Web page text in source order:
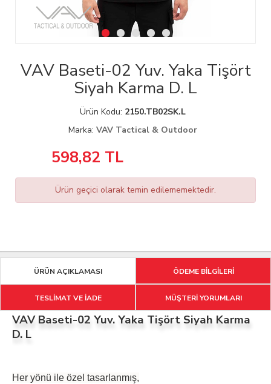
VAV Baseti-02 Yuv. Yaka Tişört
Siyah Karma D. L
Ürün Kodu: 2150.TB02SK.L
Marka: VAV Tactical & Outdoor
598,82 TL
Ürün geçici olarak temin edilememektedir.
ÜRÜN AÇIKLAMASI ÖDEME BİLGİLERİ
TESLİMAT VE İADE MÜŞTERİ YORUMLARI
VAV Baseti-02 Yuv. Yaka Tişört Siyah Karma
D. L
Her yönü ile özel tasarlanmış,